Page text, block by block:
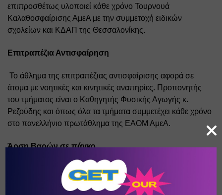
επιπροσθέτως υλοποιεί κάθε χρόνο Τουρνουά
Καλαθοσφαίρισης ΑμεΑ με την συμμετοχή ειδικών
σχολείων και ΚΔΑΠ της Θεσσαλονίκης.
Επιτραπέζια Αντισφαίρηση
άτομα με νοητικές και κινητικές αναπηρίες. Προπονητής
του τμήματος είναι ο Καθηγητής Φυσικής Αγωγής κ.
Ρεζούδης και όπως όλα τα τμήματα συμμετέχει κάθε χρόνο
στο πανελλήνιο πρωτάθλημα της ΕΑΟΜ ΑμεΑ.
Άρση Βαρών σε πάγκο
Το άθλημα της άρσης βαρών σε πάγκο είναι αν άθλημα
που αφορά σε άτομα με κινητικές αναπηρίες και είναι από
τα αθλήματα που έχουν φέρει διακρίσεις στην Ελλάδα σε